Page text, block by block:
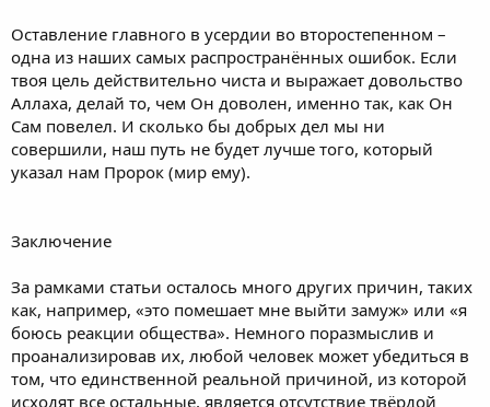
Оставление главного в усердии во второстепенном –
одна из наших самых распространённых ошибок. Если
твоя цель действительно чиста и выражает довольство
Аллаха, делай то, чем Он доволен, именно так, как Он
Сам повелел. И сколько бы добрых дел мы ни
совершили, наш путь не будет лучше того, который
указал нам Пророк (мир ему).
Заключение
За рамками статьи осталось много других причин, таких
как, например, «это помешает мне выйти замуж» или «я
боюсь реакции общества». Немного поразмыслив и
проанализировав их, любой человек может убедиться в
том, что единственной реальной причиной, из которой
исходят все остальные, является отсутствие твёрдой